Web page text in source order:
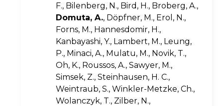
F., Bilenberg, N., Bird, H., Broberg, A.,
Domuta, A., Döpfner, M., Erol, N.,
Forns, M., Hannesdomir, H.,
Kanbayashi, Y., Lambert, M., Leung,
P., Minaci, A., Mulatu, M., Novik, T.,
Oh, K., Roussos, A., Sawyer, M.,
Simsek, Z., Steinhausen, H. C.,
Weintraub, S., Winkler-Metzke, Ch.,
Wolanczyk, T., Zilber, N.,